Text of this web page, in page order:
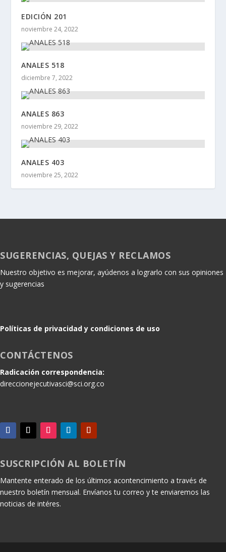
EDICIÓN 201
noviembre 24, 2022
ANALES 518
diciembre 7, 2022
ANALES 863
noviembre 29, 2022
ANALES 403
noviembre 25, 2022
SUGERENCIAS, QUEJAS Y RECLAMOS
Nuestro objetivo es mejorar, ayúdenos a lograrlo con sus opiniones
y sugerencias
Políticas de privacidad y condiciones de uso
CONTÁCTENOS
Radicación correspondencia:
direccionejecutivasci@sci.org.co
SUSCRIPCIÓN AL BOLETÍN
Mantente enterado de los últimos acontencimiento a través de
nuestro boletín mensual. Envíanos tu correo y te enviaremos las
noticias de intéres.